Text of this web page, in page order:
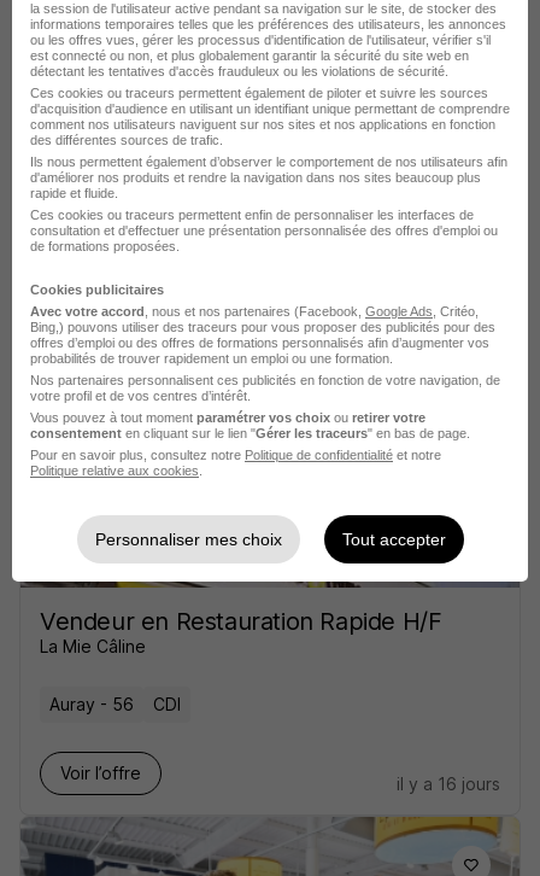
Sodexo
Lanester - 56 CDI
Voir l’offre
Hôtesse de Caisse - Août 2026 H/F
Sofia Holding
Vannes - 56 CDD Temps partiel
Voir l’offre
il y a 9 jours
Vendeur en Restauration Rapide H/F
La Mie Câline
Auray - 56 CDI
Voir l’offre
il y a 16 jours
la session de l'utilisateur active pendant sa navigation sur le site, de stocker des
informations temporaires telles que les préférences des utilisateurs, les annonces
ou les offres vues, gérer les processus d'identification de l'utilisateur, vérifier s'il
est connecté ou non, et plus globalement garantir la sécurité du site web en
détectant les tentatives d'accès frauduleux ou les violations de sécurité.
Ces cookies ou traceurs permettent également de piloter et suivre les sources
d'acquisition d'audience en utilisant un identifiant unique permettant de comprendre
comment nos utilisateurs naviguent sur nos sites et nos applications en fonction
des différentes sources de trafic.
Ils nous permettent également d’observer le comportement de nos utilisateurs afin
d'améliorer nos produits et rendre la navigation dans nos sites beaucoup plus
rapide et fluide.
Ces cookies ou traceurs permettent enfin de personnaliser les interfaces de
consultation et d'effectuer une présentation personnalisée des offres d'emploi ou
de formations proposées.
Cookies publicitaires
Avec votre accord , nous et nos partenaires (Facebook, Google Ads , Critéo,
Bing,) pouvons utiliser des traceurs pour vous proposer des publicités pour des
offres d’emploi ou des offres de formations personnalisés afin d’augmenter vos
probabilités de trouver rapidement un emploi ou une formation.
Nos partenaires personnalisent ces publicités en fonction de votre navigation, de
votre profil et de vos centres d’intérêt.
Vous pouvez à tout moment paramétrer vos choix ou retirer votre
consentement en cliquant sur le lien "Gérer les traceurs" en bas de page.
Pour en savoir plus, consultez notre Politique de confidentialité et notre
Politique relative aux cookies
Personnaliser mes choix Tout accepter